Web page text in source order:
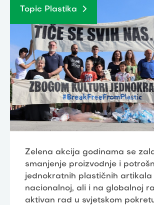
Topic Plastika
Zelena akcija godinama se
smanjenje proizvodnje i
jednokratnih plastičnih artikala
nacionalnoj, ali i na globalnoj
aktivan rad u svjetskom